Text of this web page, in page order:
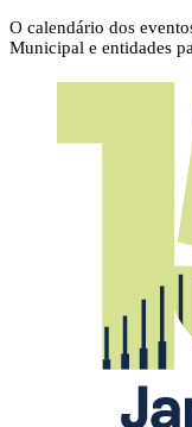
O calendário dos
Municipal e entidades